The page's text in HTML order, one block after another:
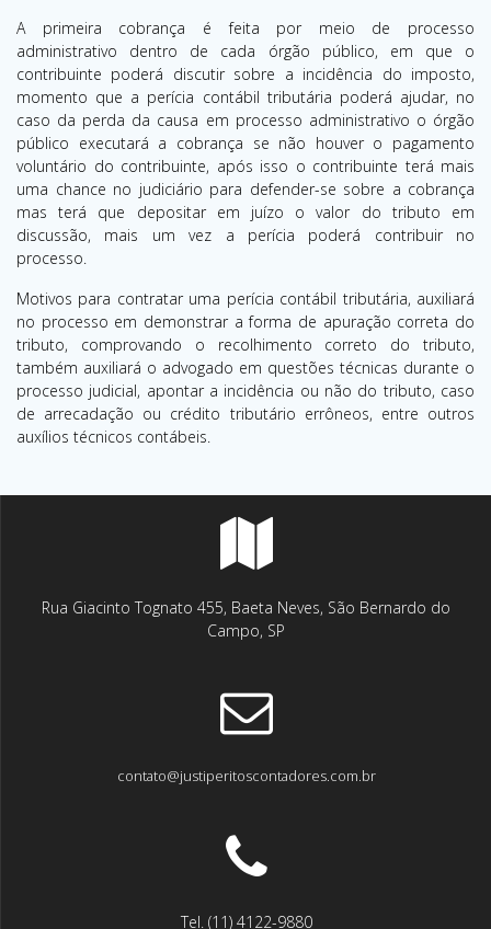
A primeira cobrança é feita por meio de processo
administrativo dentro de cada órgão público, em que o
contribuinte poderá discutir sobre a incidência do imposto,
momento que a perícia contábil tributária poderá ajudar, no
caso da perda da causa em processo administrativo o órgão
público executará a cobrança se não houver o pagamento
voluntário do contribuinte, após isso o contribuinte terá mais
uma chance no judiciário para defender-se sobre a cobrança
mas terá que depositar em juízo o valor do tributo em
discussão, mais um vez a perícia poderá contribuir no
processo.
Motivos para contratar uma perícia contábil tributária, auxiliará
no processo em demonstrar a forma de apuração correta do
tributo, comprovando o recolhimento correto do tributo,
também auxiliará o advogado em questões técnicas durante o
processo judicial, apontar a incidência ou não do tributo, caso
de arrecadação ou crédito tributário errôneos, entre outros
auxílios técnicos contábeis.
Rua Giacinto Tognato 455, Baeta Neves, São Bernardo do
Campo, SP
contato@justiperitoscontadores.com.br
Tel. (11) 4122-9880